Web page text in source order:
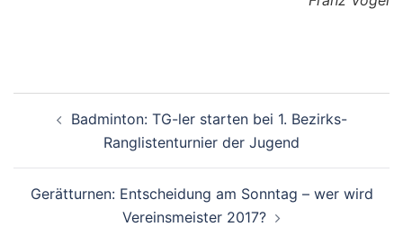
Badminton: TG-ler starten bei 1. Bezirks-
Ranglistenturnier der Jugend
Gerätturnen: Entscheidung am Sonntag – wer wird
Vereinsmeister 2017?